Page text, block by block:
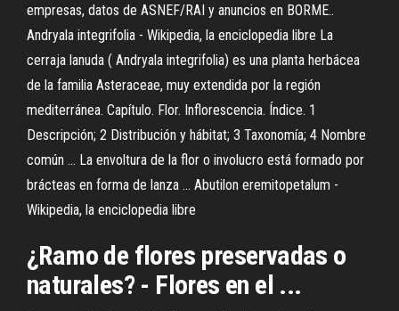
empresas, datos de ASNEF/RAI y anuncios en BORME..
Andryala integrifolia - Wikipedia, la enciclopedia libre La
cerraja lanuda ( Andryala integrifolia) es una planta herbácea
de la familia Asteraceae, muy extendida por la región
mediterránea. Capítulo. Flor. Inflorescencia. Índice. 1
Descripción; 2 Distribución y hábitat; 3 Taxonomía; 4 Nombre
común ... La envoltura de la flor o involucro está formado por
brácteas en forma de lanza ... Abutilon eremitopetalum -
Wikipedia, la enciclopedia libre
¿Ramo de flores preservadas o
naturales? - Flores en el ...